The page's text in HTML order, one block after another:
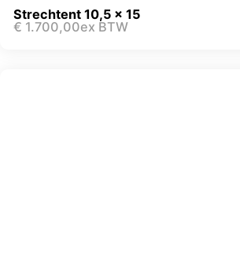
Strechtent 10,5 x 15
€ 1.700,00ex BTW